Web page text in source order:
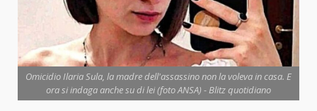
Omicidio Ilaria Sula, la madre dell'assassino non la voleva in casa. E
ora si indaga anche su di lei (foto ANSA) - Blitz quotidiano